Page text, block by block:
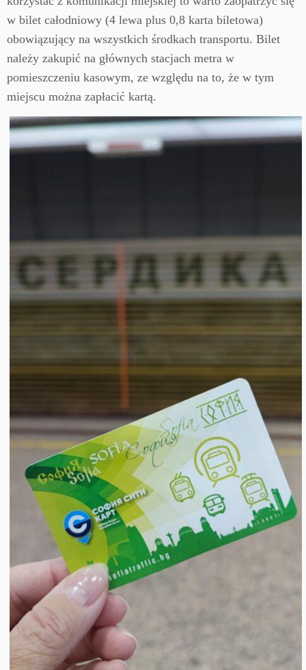
w bilet całodniowy (4 lewa plus 0,8 karta biletowa)
obowiązujący na wszystkich środkach transportu. Bilet
należy zakupić na głównych stacjach metra w
pomieszczeniu kasowym, ze względu na to, że w tym
miejscu można zapłacić kartą.